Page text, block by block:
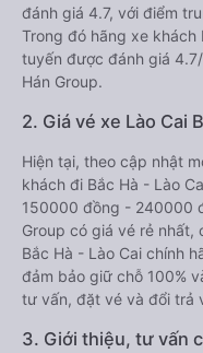
đánh giá 4.7, với điểm
Trong đó hãng xe khách
tuyến được đánh giá
Hán Group.
2. Giá vé xe Lào Cai
Hiện tại, theo cập nhật
khách đi Bắc Hà - Lào
150000 đồng - 240000
Group có giá vé rẻ
Bắc Hà - Lào Cai chính
đảm bảo giữ chỗ 100%
tư vấn, đặt vé và đổi trả
3. Giới thiệu, tư vấn